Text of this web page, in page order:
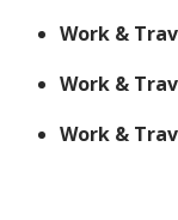
Work &
Work &
Work &